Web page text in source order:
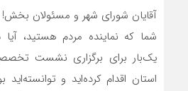
آقایان شورای شهر و مسئولان بخش!
شما که نماینده مردم هستید،
یک‌بار برای برگزاری نشست
استان اقدام کرده‌اید و